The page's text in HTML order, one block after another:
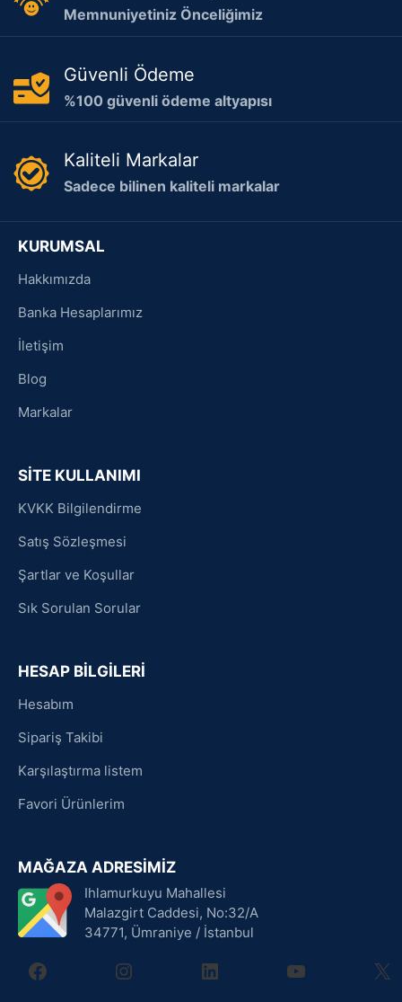
Memnuniyetiniz Önceliğimiz
Güvenli Ödeme
%100 güvenli ödeme altyapısı
Kaliteli Markalar
Sadece bilinen kaliteli markalar
KURUMSAL
Hakkımızda
Banka Hesaplarımız
İletişim
Blog
Markalar
SİTE KULLANIMI
KVKK Bilgilendirme
Satış Sözleşmesi
Şartlar ve Koşullar
Sık Sorulan Sorular
HESAP BİLGİLERİ
Hesabım
Sipariş Takibi
Karşılaştırma listem
Favori Ürünlerim
MAĞAZA ADRESİMİZ
Ihlamurkuyu Mahallesi
Malazgirt Caddesi, No:32/A
34771, Ümraniye / İstanbul
facebookinstagramlinkedin youtube X